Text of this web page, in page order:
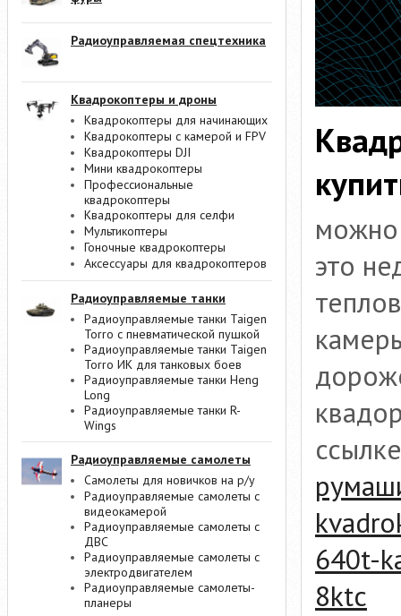
Радиоуправляемая спецтехника
Квадрокоптеры и дроны
Квадрокоптеры для начинающих
Квадрокоптеры с камерой и FPV
Квадрокоптеры DJI
Мини квадрокоптеры
Профессиональные
квадрокоптеры
Квадрокоптеры для селфи
Мультикоптеры
Гоночные квадрокоптеры
Аксессуары для квадрокоптеров
Радиоуправляемые танки
Радиоуправляемые танки Taigen
Torro с пневматической пушкой
Радиоуправляемые танки Taigen
Torro ИК для танковых боев
Радиоуправляемые танки Heng
Long
Радиоуправляемые танки R-
Wings
Радиоуправляемые самолеты
Самолеты для новичков на р/у
Радиоуправляемые самолеты с
видеокамерой
Радиоуправляемые самолеты с
ДВС
Радиоуправляемые самолеты с
электродвигателем
Радиоуправляемые самолеты-
планеры
это
640t-
8ktc